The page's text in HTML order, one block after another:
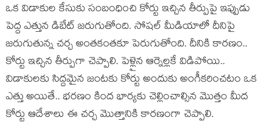
ఒక విడాకుల కేసుకు సంబంధించి కోర్టు ఇచ్చిన తీర్పుపై ఇప్పుడు
పెద్ద ఎత్తున డిబేట్ జరుగుతోంది. సోషల్ మీడియాలో దీనిపై
జరుగుతున్న చర్చ అంతకంతకూ పెరుగుతోంది. దీనికి కారణం..
కోర్టు ఇచ్చిన తీర్పుగా చెప్పాలి. పెళ్లైన ఆర్నెల్లకే విడిపోయి..
విడాకులకు సిద్దమైన జంటకు కోర్టు అందుకు అంగీకరించటం ఒక
ఎత్తు అయితే.. భరణం కింద భార్యకు చెల్లించాల్సిన మొత్తం మీద
కోర్టు ఆదేశాలు ఈ చర్చ మొత్తానికి కారణంగా చెప్పాలి.